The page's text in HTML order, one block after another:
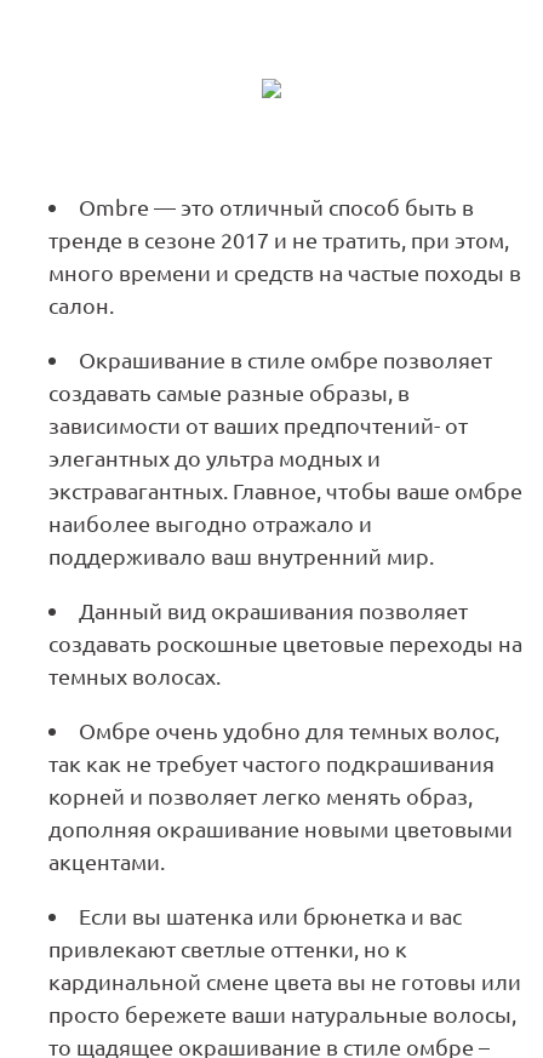
Ombre — это отличный способ быть в
тренде в сезоне 2017 и не тратить, при этом,
много времени и средств на частые походы в
салон.
Окрашивание в стиле омбре позволяет
создавать самые разные образы, в
зависимости от ваших предпочтений- от
элегантных до ультра модных и
экстравагантных. Главное, чтобы ваше омбре
наиболее выгодно отражало и
поддерживало ваш внутренний мир.
Данный вид окрашивания позволяет
создавать роскошные цветовые переходы на
темных волосах.
Омбре очень удобно для темных волос,
так как не требует частого подкрашивания
корней и позволяет легко менять образ,
дополняя окрашивание новыми цветовыми
акцентами.
Если вы шатенка или брюнетка и вас
привлекают светлые оттенки, но к
кардинальной смене цвета вы не готовы или
просто бережете ваши натуральные волосы,
то щадящее окрашивание в стиле омбре –